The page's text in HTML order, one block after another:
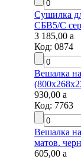
Сушилка
СБВ5/С
3 185,00a
Код:0874
Вешалка
930,00a
Код:7763
Вешалка
матов.
605,00a